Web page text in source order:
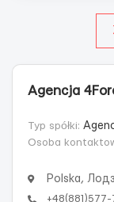
Agencja
Typ spółki:
Osoba
Polska,